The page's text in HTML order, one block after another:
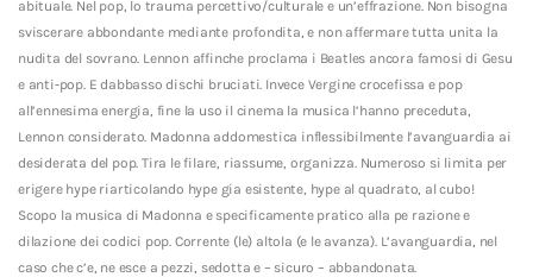
abituale. Nel pop, lo trauma percettivo/culturale e un’effrazione. Non bisogna
sviscerare abbondante mediante profondita, e non affermare tutta unita la
nudita del sovrano. Lennon affinche proclama i Beatles ancora famosi di Gesu
e anti-pop. E dabbasso dischi bruciati. Invece Vergine crocefissa e pop
all’ennesima energia, fine la uso il cinema la musica l’hanno preceduta,
Lennon considerato. Madonna addomestica inflessibilmente l’avanguardia ai
desiderata del pop. Tira le filare, riassume, organizza. Numeroso si limita per
erigere hype riarticolando hype gia esistente, hype al quadrato, al cubo!
Scopo la musica di Madonna e specificamente pratico alla pe razione e
dilazione dei codici pop. Corrente (le) altola (e le avanza). L’avanguardia, nel
caso che c’e, ne esce a pezzi, sedotta e – sicuro – abbandonata.